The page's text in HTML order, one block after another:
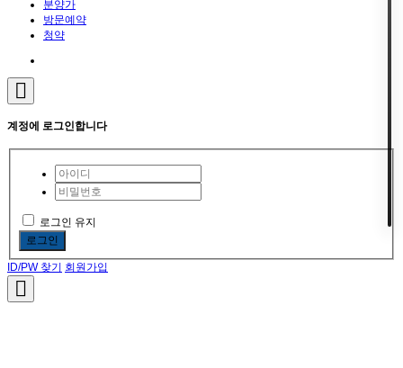
분양가
방문예약
청약
계정에 로그인합니다
로그인 유지
로그인
ID/PW 찾기 회원가입